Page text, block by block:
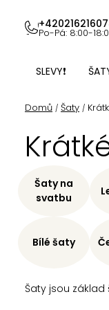
obsah Po-Pá: 8:00-
SLEVY❗
Domů / Šaty /
Šaty jsou základ
Šaty na
svatbu
Bílé šaty